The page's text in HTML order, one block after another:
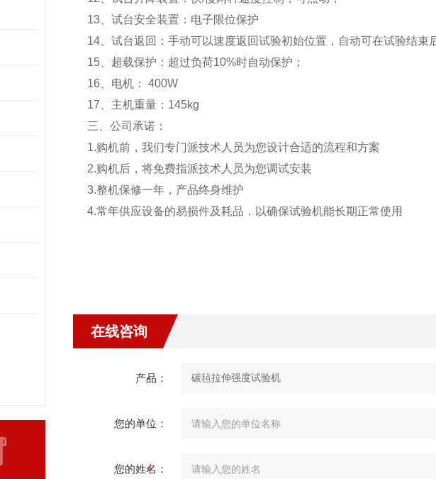
13、试台安全装置：电子限位保护
14、试台返回：手动可以速度返回试验初始位置，自动可在试验结束
15、超载保护：超过负荷10%时自动保护；
16、电机： 400W
17、主机重量：145kg
三、 公司承诺：
1.购机前，我们专门派技术人员为您设计合适的流程和方案
2.购机后，将免费指派技术人员为您调试安装
3.整机保修一年，产品终身维护
4.常年供应设备的易损件及耗品，以确保试验机能长期正常使用
在线咨询
产品：
您的单位：
您的姓名：